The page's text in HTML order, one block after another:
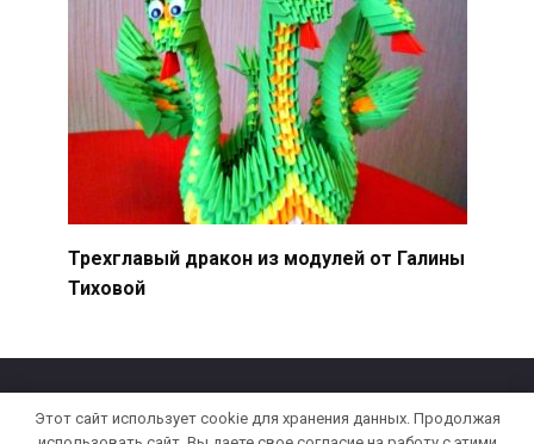
Трехглавый дракон из модулей от Галины
Тиховой
RukamiOrigami.com - всё про оригами.
Этот сайт использует cookie для хранения данных. Продолжая